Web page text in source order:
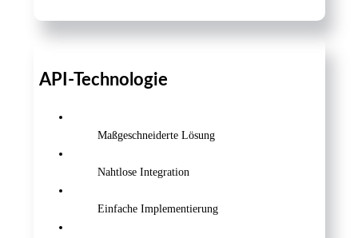
API-Technologie
Maßgeschneiderte Lösung
Nahtlose Integration
Einfache Implementierung